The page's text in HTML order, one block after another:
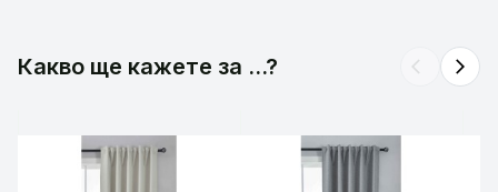
Какво ще кажете за ...? arrow_back_ios arrow_forward_ios